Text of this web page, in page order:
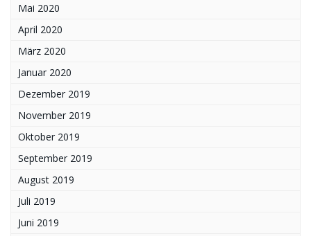
Mai 2020
April 2020
März 2020
Januar 2020
Dezember 2019
November 2019
Oktober 2019
September 2019
August 2019
Juli 2019
Juni 2019